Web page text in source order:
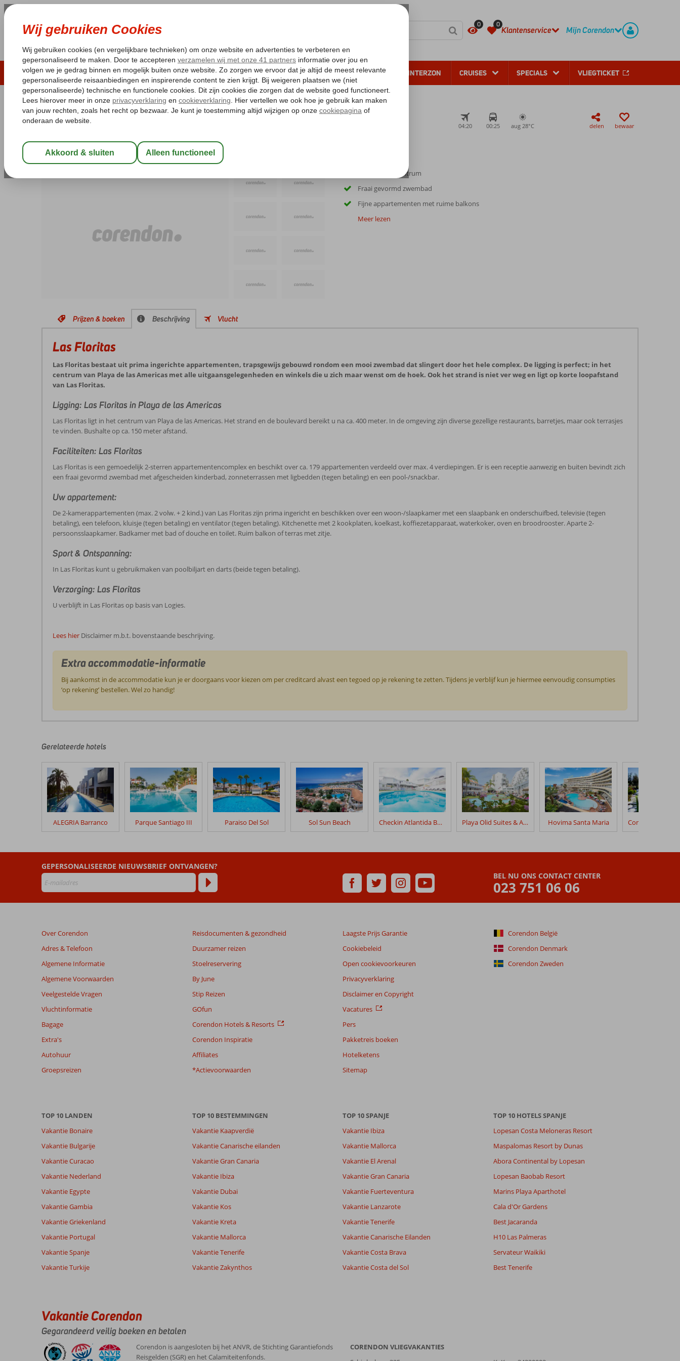
0 0
Klantenservice Mijn Corendon
LAST MINUTE ZOMER 2026 ZONVAKANTIE VERRE REIZEN ALL INCLUSIVE WINTERZON CRUISES SPECIALS VLIEGTICKET
Pakketgarantie Laagsteprijsgarantie* Gratis annuleren*
Home
Spanje Canarische Eilanden
Las Floritas
Logies-Appartement
04:20 00:25 aug 28°C delen bewaar
Direct in het centrum
Fraai gevormd zwembad
Fijne appartementen met ruime balkons
Meer lezen
Prijzen & boeken Beschrijving Vlucht
Las Floritas
Las Floritas bestaat uit prima ingerichte appartementen, trapsgewijs gebouwd rondom een mooi zwembad dat slingert door het hele complex. De ligging is perfect; in het
centrum van Playa de las Americas met alle uitgaansgelegenheden en winkels die u zich maar wenst om de hoek. Ook het strand is niet ver weg en ligt op korte loopafstand
van Las Floritas.
Ligging: Las Floritas in Playa de las Americas
Las Floritas ligt in het centrum van Playa de las Americas. Het strand en de boulevard bereikt u na ca. 400 meter. In de omgeving zijn diverse gezellige restaurants, barretjes, maar ook terrasjes
te vinden. Bushalte op ca. 150 meter afstand.
Faciliteiten: Las Floritas
Las Floritas is een gemoedelijk 2-sterren appartementencomplex en beschikt over ca. 179 appartementen verdeeld over max. 4 verdiepingen. Er is een receptie aanwezig en buiten bevindt zich
een fraai gevormd zwembad met afgescheiden kinderbad, zonneterrassen met ligbedden (tegen betaling) en een pool-/snackbar.
Uw appartement:
De 2-kamerappartementen (max. 2 volw. + 2 kind.) van Las Floritas zijn prima ingericht en beschikken over een woon-/slaapkamer met een slaapbank en onderschuifbed, televisie (tegen
betaling), een telefoon, kluisje (tegen betaling) en ventilator (tegen betaling). Kitchenette met 2 kookplaten, koelkast, koffiezetapparaat, waterkoker, oven en broodrooster. Aparte 2-
persoonsslaapkamer. Badkamer met bad of douche en toilet. Ruim balkon of terras met zitje.
Sport & Ontspanning:
In Las Floritas kunt u gebruikmaken van poolbiljart en darts (beide tegen betaling).
Verzorging: Las Floritas
U verblijft in Las Floritas op basis van Logies.
Lees hier Disclaimer m.b.t. bovenstaande beschrijving.
Extra accommodatie-informatie
Bij aankomst in de accommodatie kun je er doorgaans voor kiezen om per creditcard alvast een tegoed op je rekening te zetten. Tijdens je verblijf kun je hiermee eenvoudig consumpties
‘op rekening’ bestellen. Wel zo handig!
door
klanten
geschreven
na
hun
verblijf
Las
Beoordelingen
die
ouder
zijn
dan
worden
meer
weergegeven
de
relevantie
de
info
Gerelateerde hotels
ALEGRIA Barranco Parque Santiago III Paraiso Del Sol Sol Sun Beach Checkin Atlantida Bungalows Playa Olid Suites & Appartementen Hovima Santa Maria
BEL NU ONS CONTACT CENTER
023 751 06 06
GEPERSONALISEERDE NIEUWSBRIEF ONTVANGEN?
Over Corendon
Adres & Telefoon
Algemene Informatie
Algemene Voorwaarden
Veelgestelde Vragen
Vluchtinformatie
Bagage
Extra's
Autohuur
Groepsreizen
Reisdocumenten & gezondheid
Duurzamer reizen
Stoelreservering
By June
Stip Reizen
GOfun
Corendon Hotels & Resorts
Corendon Inspiratie
Affiliates
*Actievoorwaarden
Laagste Prijs Garantie
Cookiebeleid
Open cookievoorkeuren
Privacyverklaring
Disclaimer en Copyright
Vacatures
Pers
Pakketreis boeken
Hotelketens
Sitemap
Corendon België
Corendon Denmark
Corendon Zweden
TOP 10 LANDEN
Vakantie Bonaire
Vakantie Bulgarije
Vakantie Curacao
Vakantie Nederland
Vakantie Egypte
Vakantie Gambia
Vakantie Griekenland
Vakantie Portugal
Vakantie Spanje
Vakantie Turkije
TOP 10 BESTEMMINGEN
Vakantie Kaapverdië
Vakantie Canarische eilanden
Vakantie Gran Canaria
Vakantie Ibiza
Vakantie Dubai
Vakantie Kos
Vakantie Kreta
Vakantie Mallorca
Vakantie Tenerife
Vakantie Zakynthos
TOP 10 SPANJE
Vakantie Ibiza
Vakantie Mallorca
Vakantie El Arenal
Vakantie Gran Canaria
Vakantie Fuerteventura
Vakantie Lanzarote
Vakantie Tenerife
Vakantie Canarische Eilanden
Vakantie Costa Brava
Vakantie Costa del Sol
TOP 10 HOTELS SPANJE
Lopesan Costa Meloneras Resort
Maspalomas Resort by Dunas
Abora Continental by Lopesan
Lopesan Baobab Resort
Marins Playa Aparthotel
Cala d'Or Gardens
Best Jacaranda
H10 Las Palmeras
Servateur Waikiki
Best Tenerife
Vakantie Corendon
Gegarandeerd veilig boeken en betalen
Corendon is aangesloten bij het ANVR, de Stichting Garantiefonds
Reisgelden (SGR) en het Calamiteitenfonds.
CORENDON VLIEGVAKANTIES